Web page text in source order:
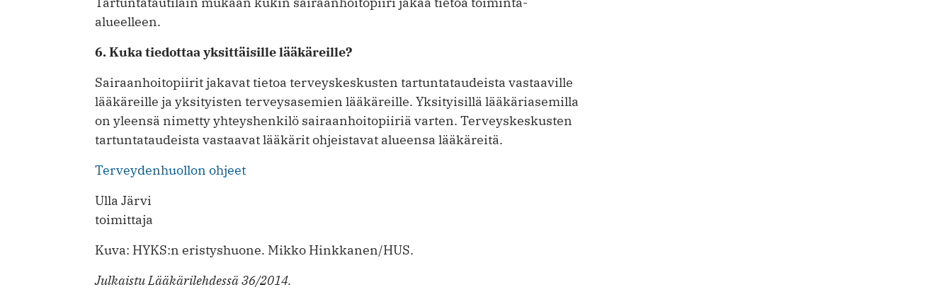
alueelleen.
6. Kuka tiedottaa yksittäisille lääkäreille?
Sairaanhoitopiirit jakavat tietoa terveyskeskusten tartuntataudeista vastaaville
lääkäreille ja yksityisten terveysasemien lääkäreille. Yksityisillä lääkäriasemilla
on yleensä nimetty yhteyshenkilö sairaanhoitopiiriä varten. Terveyskeskusten
tartuntataudeista vastaavat lääkärit ohjeistavat alueensa lääkäreitä.
Terveydenhuollon ohjeet
Ulla Järvi
toimittaja
Kuva: HYKS:n eristyshuone. Mikko Hinkkanen/HUS.
Julkaistu Lääkärilehdessä 36/2014.